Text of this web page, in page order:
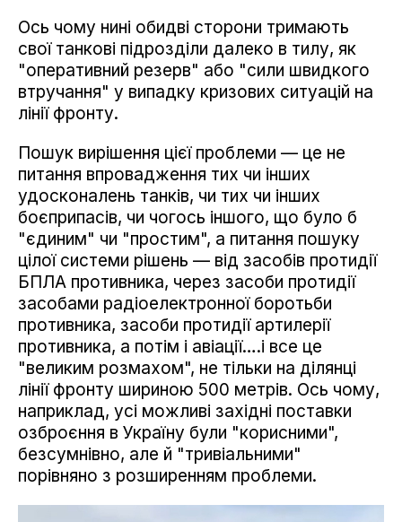
Ось чому нині обидві сторони тримають
свої танкові підрозділи далеко в тилу, як
"оперативний резерв" або "сили швидкого
втручання" у випадку кризових ситуацій на
лінії фронту.
Пошук вирішення цієї проблеми — це не
питання впровадження тих чи інших
удосконалень танків, чи тих чи інших
боєприпасів, чи чогось іншого, що було б
"єдиним" чи "простим", а питання пошуку
цілої системи рішень — від засобів протидії
БПЛА противника, через засоби протидії
засобами радіоелектронної боротьби
противника, засоби протидії артилерії
противника, а потім і авіації….і все це
"великим розмахом", не тільки на ділянці
лінії фронту шириною 500 метрів. Ось чому,
наприклад, усі можливі західні поставки
озброєння в Україну були "корисними",
безсумнівно, але й "тривіальними"
порівняно з розширенням проблеми.